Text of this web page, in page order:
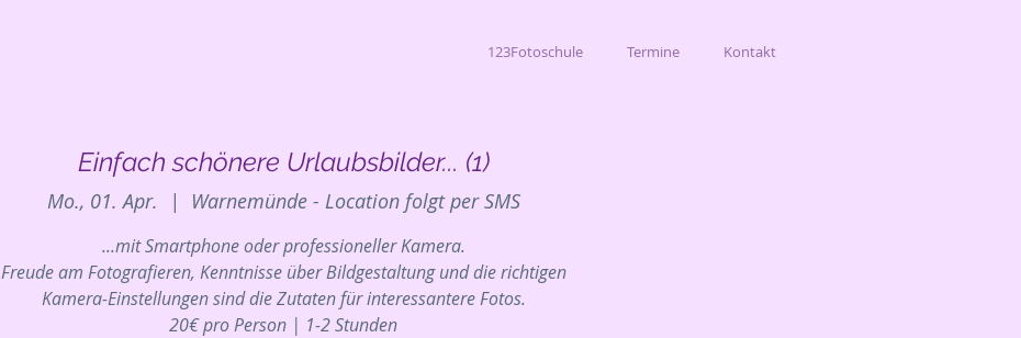
123Fotoschule Termine Kontakt
Einfach schönere Urlaubsbilder... (1)
Mo., 01. Apr.
  |
Warnemünde - Location folgt per SMS
...mit Smartphone oder professioneller Kamera.
Freude am Fotografieren, Kenntnisse über Bildgestaltung und die richtigen
Kamera-Einstellungen sind die Zutaten für interessantere Fotos.
20€ pro Person | 1-2 Stunden